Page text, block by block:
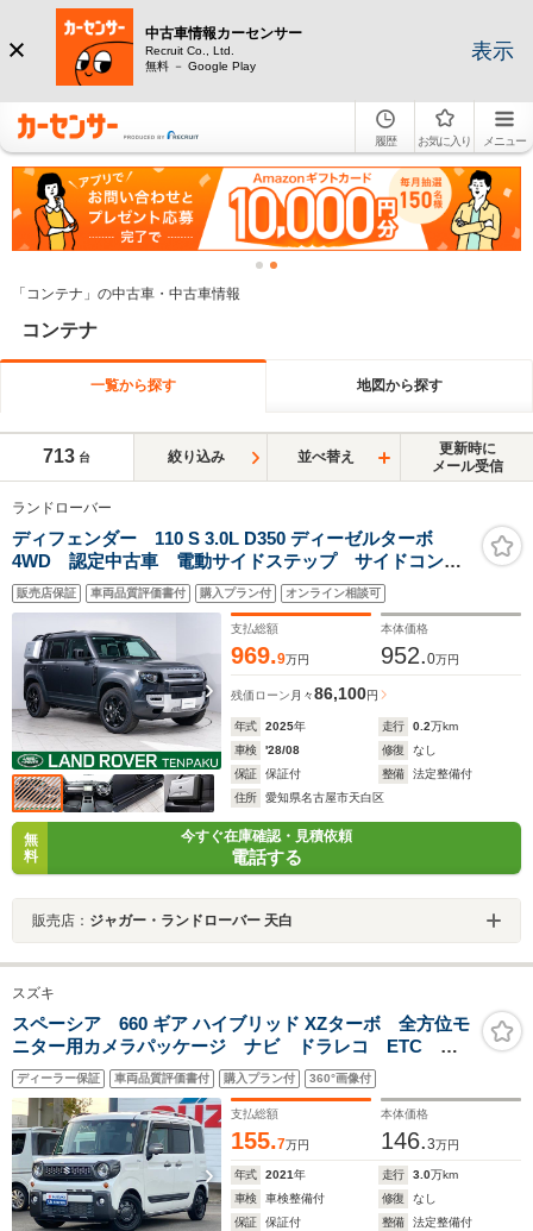
中古車情報カーセンサー
Recruit Co., Ltd.
無料 － Google Play
表示
履歴 お気に入り メニュー
「コンテナ」の中古車・中古車情報
コンテナ
一覧から探す 地図から探す
713 台 絞り込み 並べ替え
更新時に
メール受信
ランドローバー
ディフェンダー 110 S 3.0L D350 ディーゼルターボ
4WD 認定中古車 電動サイドステップ サイドコンテ
ナ デジタルインナーミラー ブラックパック 20イン
チAW フル液晶メーター LEDヘッドライト シートヒ
ーター ラバーマット
販売店保証 車両品質評価書付 購入プラン付 オンライン相談可
支払総額
969.9万円
本体価格
952.0万円
残価ローン 月々86,100円
年式 2025年 走行 0.2万km
車検
'28/08 修復
なし
保証
保証付 整備
法定整備付
住所
愛知県名古屋市天白区
無
料
今すぐ在庫確認・見積依頼
電話する
販売店： ジャガー・ランドローバー 天白
スズキ
スペーシア 660 ギア ハイブリッド XZターボ 全方位モ
ニター用カメラパッケージ ナビ ドラレコ ETC 後
席両側ワンアクションパワースライドドア デュアルカ
メラブレーキサポート アダプティブクルーズ アイド
リングストップ アルミホイール
ディーラー保証 車両品質評価書付 購入プラン付 360°画像付
支払総額
155.7万円
本体価格
146.3万円
年式 2021年 走行 3.0万km
車検
車検整備付 修復
なし
保証
保証付 整備
法定整備付